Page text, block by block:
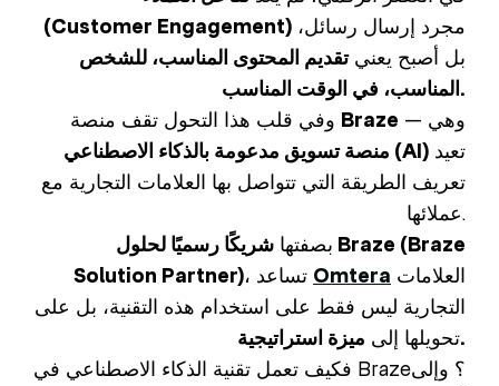
(Customer Engagement)
بل أصبح يعنيتقديم المحتوى المناسب، للشخص
المناسب، في الوقت المناسب.
Braze — وهي
منصة تسويق مدعومة بالذكاء الاصطناعي (AI)
تعريف الطريقة التي تتواصل بها العلامات التجارية مع
عملائها.
بصفتها شريكًا رسميًا لحلول Braze (Braze
Solution Partner)
Omtera
التجارية ليس فقط على استخدام هذه التقنية، بل على
تحويلها إلىميزة استراتيجية.
فكيف تعمل تقنية الذكاء الاصطناعي في Braze؟ وإلى